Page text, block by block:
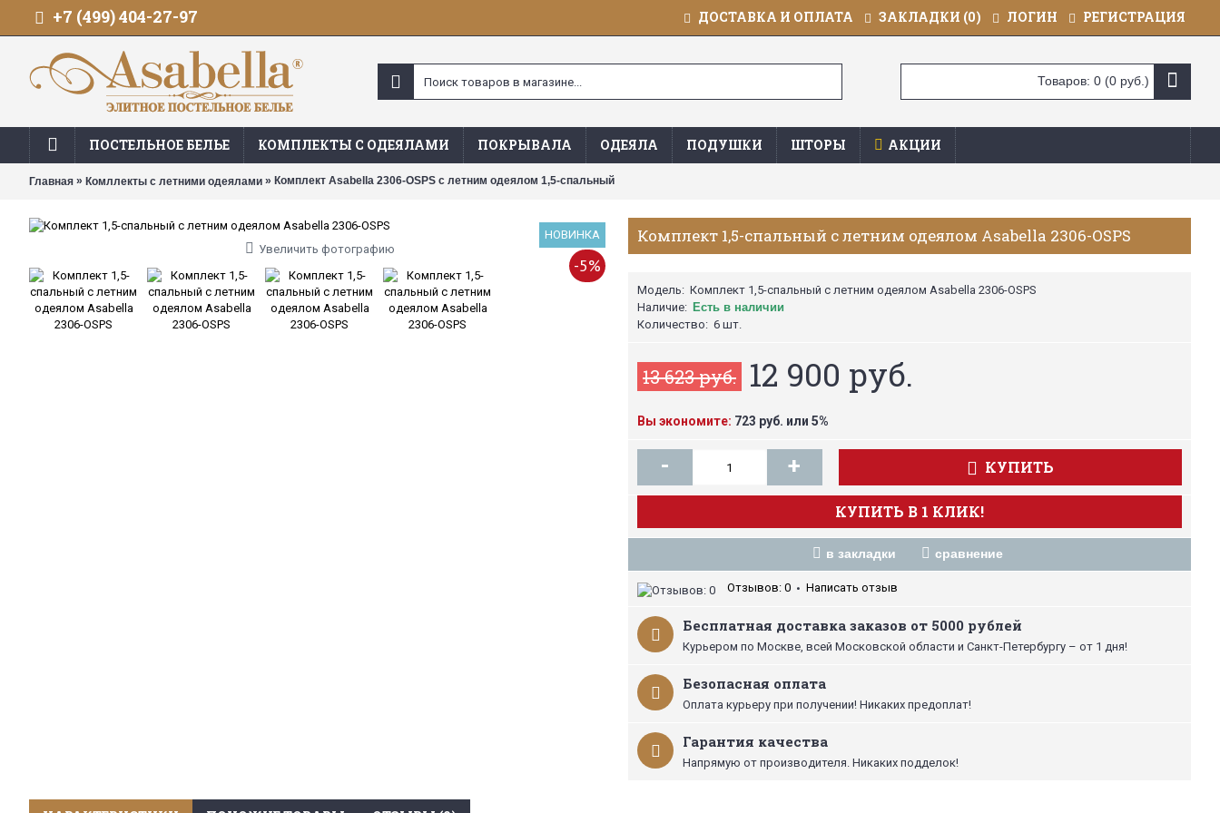
+7 (499) 404-27-97 ДОСТАВКА И ОПЛАТА ЗАКЛАДКИ (0) ЛОГИН РЕГИСТРАЦИЯ
Товаров: 0 (0 руб.)
ПОСТЕЛЬНОЕ БЕЛЬЕ КОМПЛЕКТЫ С ОДЕЯЛАМИ ПОКРЫВАЛА ОДЕЯЛА ПОДУШКИ ШТОРЫ АКЦИИ
Главная » Комллекты с летними одеялами » Комплект Asabella 2306-OSPS с летним одеялом 1,5-спальный
НОВИНКА
-5%
Увеличить фотографию
Комплект 1,5-спальный с летним одеялом Asabella 2306-OSPS
Модель: Комплект 1,5-спальный с летним одеялом Asabella 2306-OSPS
Наличие: Есть в наличии
Количество: 6 шт.
13 623 руб. 12 900 руб.
Вы экономите: 723 руб. или 5%
- + КУПИТЬ
КУПИТЬ В 1 КЛИК!
в закладки сравнение
Отзывов: 0 • Написать отзыв
Бесплатная доставка заказов от 5000 рублей
Курьером по Москве, всей Московской области и Санкт-Петербургу – от 1 дня!
Безопасная оплата
Оплата курьеру при получении! Никаких предоплат!
Гарантия качества
Напрямую от производителя. Никаких подделок!